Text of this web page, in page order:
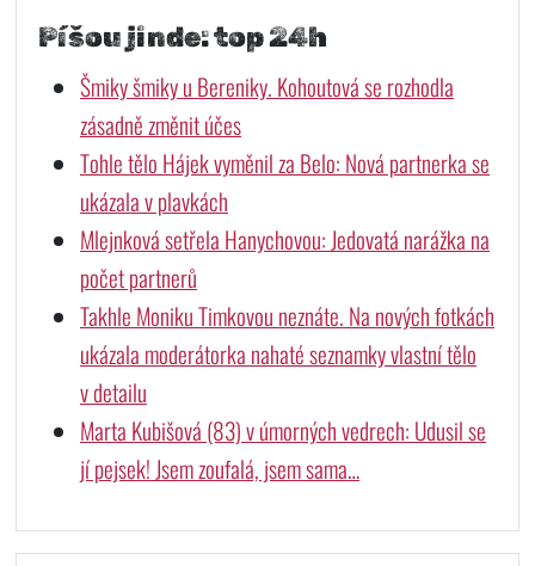
Píšou jinde: top 24h
Šmiky šmiky u Bereniky. Kohoutová se rozhodla
zásadně změnit účes
Tohle tělo Hájek vyměnil za Belo: Nová partnerka se
ukázala v plavkách
Mlejnková setřela Hanychovou: Jedovatá narážka na
počet partnerů
Takhle Moniku Timkovou neznáte. Na nových fotkách
ukázala moderátorka nahaté seznamky vlastní tělo
v detailu
Marta Kubišová (83) v úmorných vedrech: Udusil se
jí pejsek! Jsem zoufalá, jsem sama…